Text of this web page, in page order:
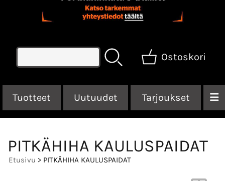
Ostoskori
Tuotteet Uutuudet Tarjoukset
PITKÄHIHA KAULUSPAIDAT
Etusivu > PITKÄHIHA KAULUSPAIDAT